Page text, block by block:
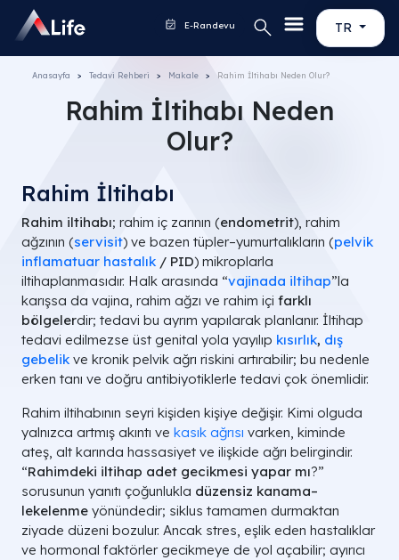
TR
E-Randevu
Anasayfa Tedavi Rehberi Makale Rahim İltihabı Neden Olur?
Rahim İltihabı Neden
Olur?
Rahim İltihabı
Rahim iltihabı; rahim iç zarının (endometrit), rahim
ağzının (servisit) ve bazen tüpler–yumurtalıkların (pelvik
inflamatuar hastalık / PID) mikroplarla
iltihaplanmasıdır. Halk arasında “vajinada iltihap”la
karışsa da vajina, rahim ağzı ve rahim içi farklı
bölgelerdir; tedavi bu ayrım yapılarak planlanır. İltihap
tedavi edilmezse üst genital yola yayılıp kısırlık, dış
gebelik ve kronik pelvik ağrı riskini artırabilir; bu nedenle
erken tanı ve doğru antibiyotiklerle tedavi çok önemlidir.
Rahim iltihabının seyri kişiden kişiye değişir. Kimi olguda
yalnızca artmış akıntı ve kasık ağrısı varken, kiminde
ateş, alt karında hassasiyet ve ilişkide ağrı belirgindir.
“Rahimdeki iltihap adet gecikmesi yapar mı?”
sorusunun yanıtı çoğunlukla düzensiz kanama–
lekelenme yönündedir; siklus tamamen durmaktan
ziyade düzeni bozulur. Ancak stres, eşlik eden hastalıklar
ve hormonal faktörler gecikmeye de yol açabilir; ayırıcı